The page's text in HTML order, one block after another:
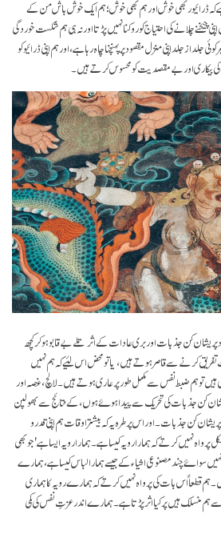
کہ ڈرائیور بھی خوش اور ہم بھی خوش؛ ہم ایک خوش باش من کے
چلانے کی احتیاج کو روکنا نہیں پڑتا اور نہ ہی ہم شکست خوردگی
جلد از جلد اپنی منزل مقصود پر پہنچنا چاہ رہا ہے، اور ہم اپنی ڈرائیو کو
بیکاری اور بے مقصدیت کو محسوس کرتے ہیں۔
کن جذبات اور بری عادات کے اثر تلے بے قابو ہو کر کچھ
کرنے سے قاصر ہوتے ہیں، یا تو محض اس لئیے کہ ہم نہیں
ہیں تو ہم ضبط نفس سے مکمل طور پر عاری ہوتے ہیں۔ لالچ، غصہ اور
کن جذبات کی تحریک سے پیدا ہوۓ ہوں، کے نتائج سے بھولپن
کن جذبات۔ اور اس پر طرہ یہ کہ بیشتر اوقات ہم اپنی قدر و
پرواہ نہیں کرتے کہ ہمارا رویہ کیسا ہے۔ ہمارا رویہ ایسا ہے 'جو بھی
سواۓ چند مصنوعی اشیاء کے جیسے ہمارا لباس کیسا ہے، ہمارے
قطعاً اس بات کی پرواہ نہیں کرتے کہ ہمارے رویہ کا ہماری
منسلک ہیں پر کیا اثر پڑتا ہے۔ ہمارے اندر عزتِ نفس کی کمی